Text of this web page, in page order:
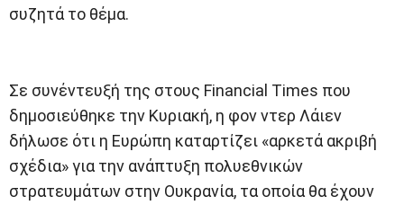
συζητά το θέμα.
Σε συνέντευξή της στους Financial Times που
δημοσιεύθηκε την Κυριακή, η φον ντερ Λάιεν
δήλωσε ότι η Ευρώπη καταρτίζει «αρκετά ακριβή
σχέδια» για την ανάπτυξη πολυεθνικών
στρατευμάτων στην Ουκρανία, τα οποία θα έχουν